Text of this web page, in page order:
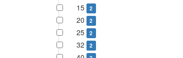
15 2
20 2
25 2
32 2